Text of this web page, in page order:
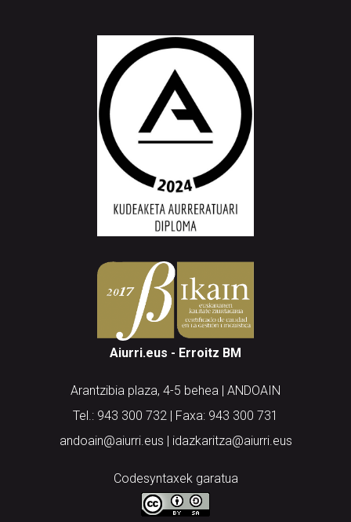
Aiurri.eus - Erroitz BM
Arantzibia plaza, 4-5 behea | ANDOAIN
Tel.: 943 300 732 | Faxa: 943 300 731
andoain@aiurri.eus | idazkaritza@aiurri.eus
Codesyntaxek garatua